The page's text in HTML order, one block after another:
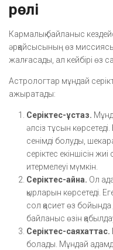
рөлі
Кармалық байланыс
әрқайсысының өз
жалғасады, ал кейбірі өз
Астрологтар мұндай
ажыратады:
Серіктес-ұстаз.
әлсіз тұсын
сенімді болуды,
серіктес екіншісін
итермелеуі мүмкін.
Серіктес-айна. Ол
қырларын көрсетеді.
сол қасиет өз
байланыс өзін
Серіктес-саяхаттас.
болады. Мұндай